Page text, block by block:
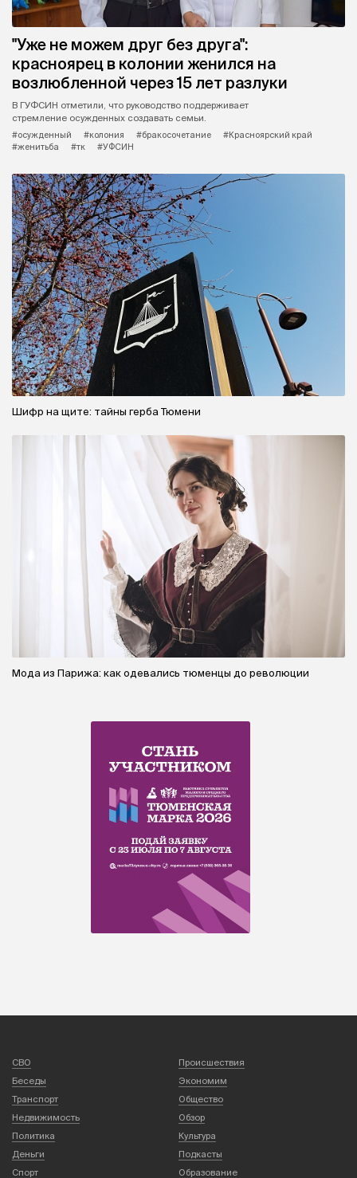
"Уже не можем друг без друга":
красноярец в колонии женился на
возлюбленной через 15 лет разлуки
В ГУФСИН отметили, что руководство поддерживает
стремление осужденных создавать семьи.
#осужденный
#колония #бракосочетание
#Красноярский край
#женитьба
#тк #УФСИН
Шифр на щите: тайны герба Тюмени
Мода из Парижа: как одевались тюменцы до революции
СВО
Происшествия
Беседы
Экономим
Транспорт
Общество
Недвижимость
Обзор
Политика
Культура
Деньги
Подкасты
Спорт
Образование